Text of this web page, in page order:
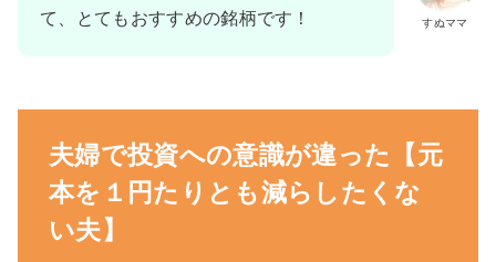
すぬママ
て、とてもおすすめの銘柄です！
夫婦で投資への意識が違った【元
本を１円たりとも減らしたくな
い夫】